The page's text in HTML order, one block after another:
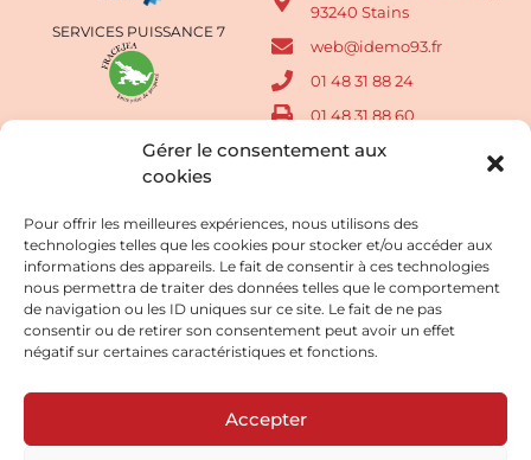
Gérer le consentement aux
cookies
Pour offrir les meilleures expériences, nous utilisons des
technologies telles que les cookies pour stocker et/ou accéder aux
informations des appareils. Le fait de consentir à ces technologies
nous permettra de traiter des données telles que le comportement
de navigation ou les ID uniques sur ce site. Le fait de ne pas
consentir ou de retirer son consentement peut avoir un effet
négatif sur certaines caractéristiques et fonctions.
Accepter
SERVICES PUISSANCE 7
SOVENET
ALLIANCE PROPRETÉ
M2L
93240 Stains
web@idemo93.fr
01 48 31 88 24
01 48 31 88 60
Lundi au Vendredi de 9h à
© Groupe Idemo 2021